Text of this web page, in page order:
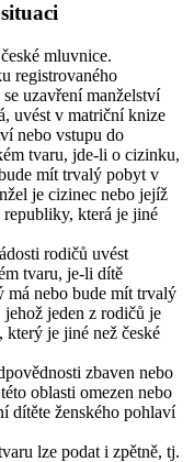
mluvnice.
registrovaného
uzavření manželství
uvést v matriční knize
nebo vstupu do
tvaru, jde-li o cizinku,
mít trvalý pobyt v
je cizinec nebo jejíž
republiky, která je jiné
rodičů uvést
tvaru, je-li dítě
má nebo bude mít trvalý
jeden z rodičů je
který je jiné než české
zbaven nebo
oblasti omezen nebo
dítěte ženského pohlaví
lze podat i zpětně, tj.